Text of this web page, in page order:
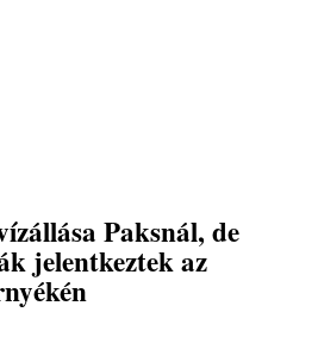
Paksnál, de
jelentkeztek az